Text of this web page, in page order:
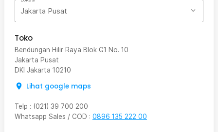
Jakarta Pusat
Toko
Bendungan Hilir Raya Blok G1 No. 10
Jakarta Pusat
DKI Jakarta 10210
Lihat google maps
Telp : (021) 39 700 200
Whatsapp Sales / COD : 0896 135 222 00